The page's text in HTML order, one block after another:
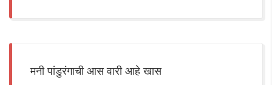
मनी पांडुरंगाची आस वारी आहे खास